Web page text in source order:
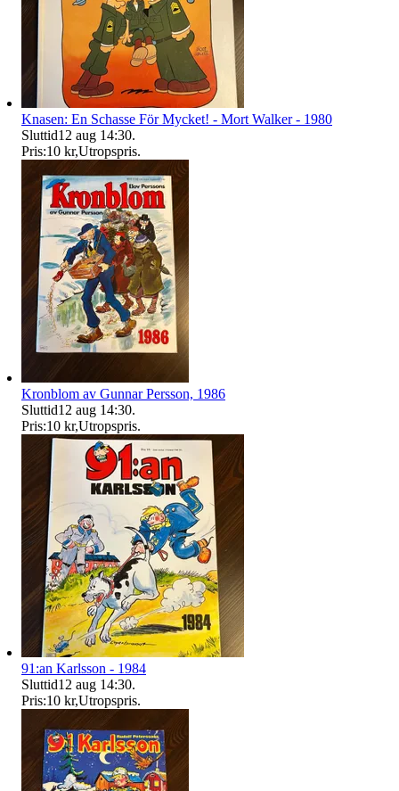
Knasen: En Schasse För Mycket! - Mort Walker - 1980
Sluttid12 aug 14:30.
Pris:10 kr,Utropspris.
Kronblom av Gunnar Persson, 1986
Sluttid12 aug 14:30.
Pris:10 kr,Utropspris.
91:an Karlsson - 1984
Sluttid12 aug 14:30.
Pris:10 kr,Utropspris.